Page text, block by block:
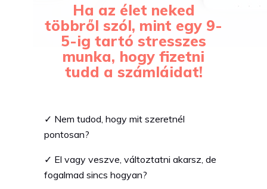
Ha az élet neked
többről szól, mint egy 9-
5-ig tartó stresszes
munka, hogy fizetni
tudd a számláidat!
✓ Nem tudod, hogy mit szeretnél
pontosan?
✓ El vagy veszve, változtatni akarsz, de
fogalmad sincs hogyan?